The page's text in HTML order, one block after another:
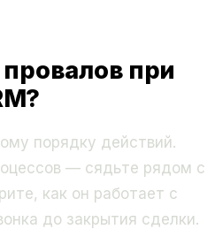
при
порядку действий.
— сядьте рядом с
как он работает с
до закрытия сделки.